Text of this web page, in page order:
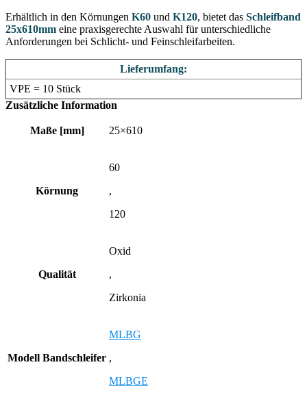
Erhältlich in den Körnungen K60 und K120, bietet das Schleifband
25x610mm eine praxisgerechte Auswahl für unterschiedliche
Anforderungen bei Schlicht- und Feinschleifarbeiten.
Lieferumfang:
VPE = 10 Stück
Zusätzliche Information
Maße [mm] 25×610
Körnung
60
,
120
Qualität
Oxid
,
Zirkonia
Modell Bandschleifer
MLBG
,
MLBGE